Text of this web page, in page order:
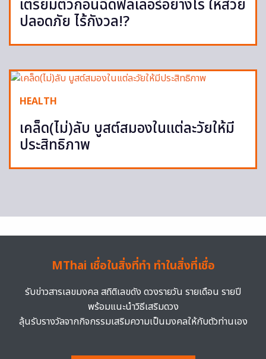
เตรียมตัวก่อนฉีดฟิลเลอร์อย่างไร ให้สวย
ปลอดภัย ไร้กังวล!?
HEALTH
เคล็ด(ไม่)ลับ บูสต์สมองในแต่ละวัยให้มี
ประสิทธิภาพ
MThai เชื่อในสิ่งที่ทำ ทำในสิ่งที่เชื่อ
รับข่าวสารเลขมงคล สถิติเลขดัง ดวงรายวัน รายเดือน รายปี
พร้อมแนะนำวิธีเสริมดวง
ลุ้นรับรางวัลจากกิจกรรมเสริมความเป็นมงคลให้กับตัวท่านเอง